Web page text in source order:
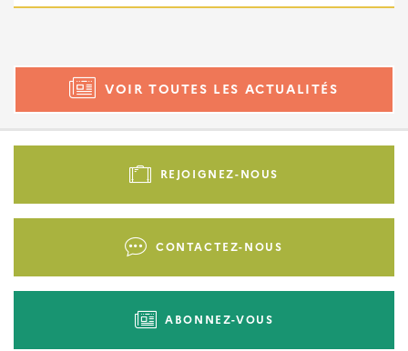
VOIR TOUTES LES ACTUALITÉS
Pied
-
REJOIGNEZ-NOUS
CONTACTEZ-NOUS
ABONNEZ-VOUS